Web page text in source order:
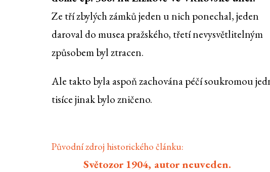
Ze tří zbylých zámků jeden u nich ponechal, jeden
daroval do musea pražského, třetí nevysvětlitelným
způsobem byl ztracen.
Ale takto byla aspoň zachována péčí soukromou
tisíce jinak bylo zničeno.
Původní zdroj historického článku:
Světozor 1904, autor neuveden.